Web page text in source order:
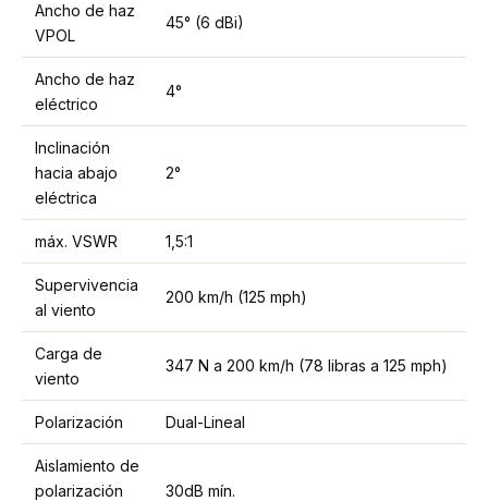
Ancho de haz
VPOL
45° (6 dBi)
Ancho de haz
eléctrico
4°
Inclinación
hacia abajo
eléctrica
2°
máx. VSWR 1,5:1
Supervivencia
al viento
200 km/h (125 mph)
Carga de
viento
347 N a 200 km/h (78 libras a 125 mph)
Polarización Dual-Lineal
Aislamiento de
polarización
30dB mín.